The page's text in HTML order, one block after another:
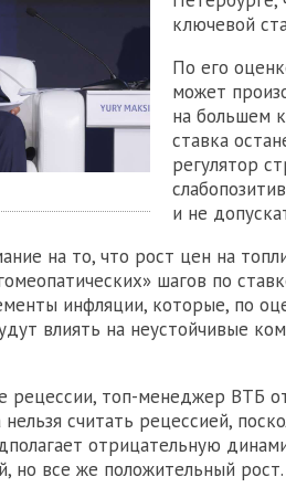
ключевой
По его
может
на большем
ставка
регулятор
и не
на то, что рост цен на
шагов по
инфляции, которые, по
влиять на неустойчивые
рецессии, топ-менеджер ВТБ
считать рецессией,
отрицательную
но все же положительный рост.